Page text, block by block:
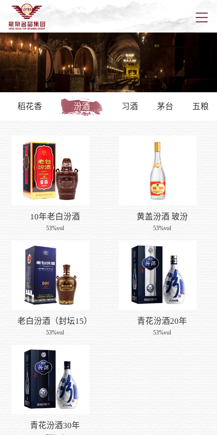
关于龙
稻花香 汾酒 习酒 茅台 五粮液
10年老白汾酒
53%vol
黄盖汾酒 玻汾
53%vol
老白汾酒（封坛15）
53%vol
青花汾酒20年
53%vol
青花汾酒30年